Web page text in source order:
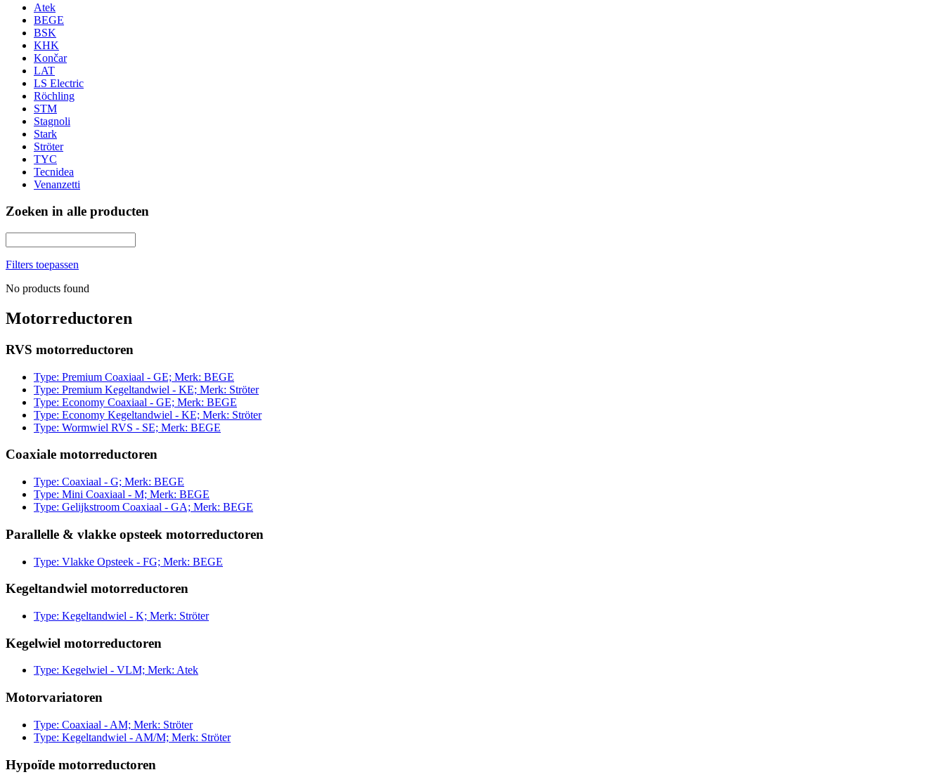
Atek
BEGE
BSK
KHK
Končar
LAT
LS Electric
Röchling
STM
Stagnoli
Stark
Ströter
TYC
Tecnidea
Venanzetti
Zoeken in alle producten
Filters toepassen
No products found
Motorreductoren
RVS motorreductoren
Type: Premium Coaxiaal - GE; Merk: BEGE
Type: Premium Kegeltandwiel - KE; Merk: Ströter
Type: Economy Coaxiaal - GE; Merk: BEGE
Type: Economy Kegeltandwiel - KE; Merk: Ströter
Type: Wormwiel RVS - SE; Merk: BEGE
Coaxiale motorreductoren
Type: Coaxiaal - G; Merk: BEGE
Type: Mini Coaxiaal - M; Merk: BEGE
Type: Gelijkstroom Coaxiaal - GA; Merk: BEGE
Parallelle & vlakke opsteek motorreductoren
Type: Vlakke Opsteek - FG; Merk: BEGE
Kegeltandwiel motorreductoren
Type: Kegeltandwiel - K; Merk: Ströter
Kegelwiel motorreductoren
Type: Kegelwiel - VLM; Merk: Atek
Motorvariatoren
Type: Coaxiaal - AM; Merk: Ströter
Type: Kegeltandwiel - AM/M; Merk: Ströter
Hypoïde motorreductoren